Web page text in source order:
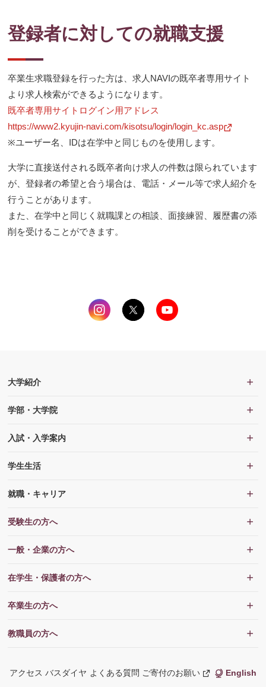
登録者に対しての就職支援
卒業生求職登録を行った方は、求人NAVIの既卒者専用サイト
より求人検索ができるようになります。
既卒者専用サイトログイン用アドレス
https://www2.kyujin-navi.com/kisotsu/login/login_kc.asp
ィ
ン
ド
ウ
く
※ユーザー名、IDは在学中と同じものを使用します。
大学に直接送付される既卒者向け求人の件数は限られています
が、登録者の希望と合う場合は、電話・メール等で求人紹介を
行うことがあります。
また、在学中と同じく就職課との相談、面接練習、履歴書の添
削を受けることができます。
大学紹介
学部・大学院
入試・入学案内
学生生活
就職・キャリア
受験生の方へ
一般・企業の方へ
在学生・保護者の方へ
卒業生の方へ
教職員の方へ
アクセス バスダイヤ よくある質問 ご寄付のお願い
新
し
English